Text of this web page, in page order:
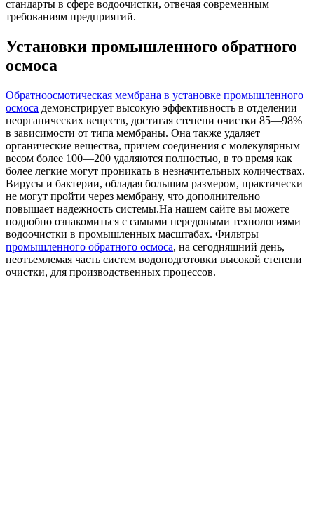
стандарты в сфере водоочистки, отвечая современным
требованиям предприятий.
Установки промышленного обратного
осмоса
Обратноосмотическая мембрана в установке промышленного
осмоса демонстрирует высокую эффективность в отделении
неорганических веществ, достигая степени очистки 85—98%
в зависимости от типа мембраны. Она также удаляет
органические вещества, причем соединения с молекулярным
весом более 100—200 удаляются полностью, в то время как
более легкие могут проникать в незначительных количествах.
Вирусы и бактерии, обладая большим размером, практически
не могут пройти через мембрану, что дополнительно
повышает надежность системы.На нашем сайте вы можете
подробно ознакомиться с самыми передовыми технологиями
водоочистки в промышленных масштабах. Фильтры
промышленного обратного осмоса, на сегодняшний день,
неотъемлемая часть систем водоподготовки высокой степени
очистки, для производственных процессов.